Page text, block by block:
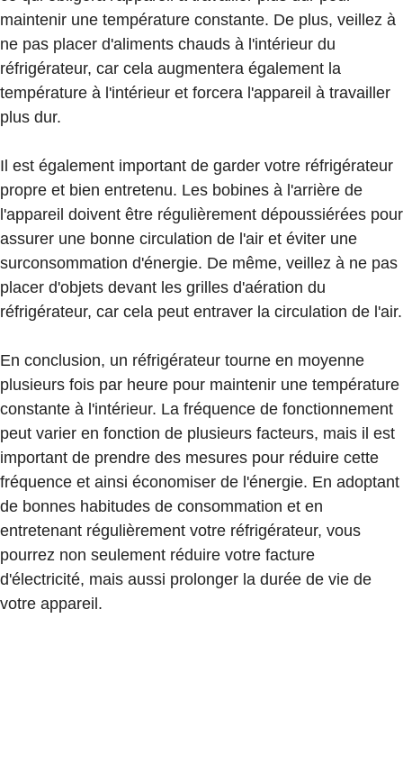
maintenir une température constante. De plus, veillez à
ne pas placer d'aliments chauds à l'intérieur du
réfrigérateur, car cela augmentera également la
température à l'intérieur et forcera l'appareil à travailler
plus dur.
Il est également important de garder votre réfrigérateur
propre et bien entretenu. Les bobines à l'arrière de
l'appareil doivent être régulièrement dépoussiérées pour
assurer une bonne circulation de l'air et éviter une
surconsommation d'énergie. De même, veillez à ne pas
placer d'objets devant les grilles d'aération du
réfrigérateur, car cela peut entraver la circulation de l'air.
En conclusion, un réfrigérateur tourne en moyenne
plusieurs fois par heure pour maintenir une température
constante à l'intérieur. La fréquence de fonctionnement
peut varier en fonction de plusieurs facteurs, mais il est
important de prendre des mesures pour réduire cette
fréquence et ainsi économiser de l'énergie. En adoptant
de bonnes habitudes de consommation et en
entretenant régulièrement votre réfrigérateur, vous
pourrez non seulement réduire votre facture
d'électricité, mais aussi prolonger la durée de vie de
votre appareil.